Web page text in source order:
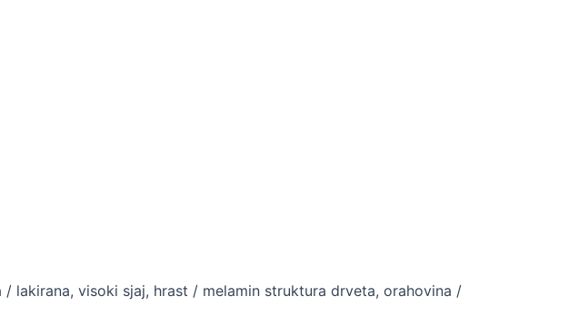
lakirana, visoki sjaj, hrast / melamin struktura drveta, orahovina /